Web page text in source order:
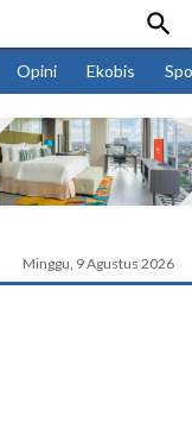

Opini Ekobis
Minggu, 9 Agustus 2026